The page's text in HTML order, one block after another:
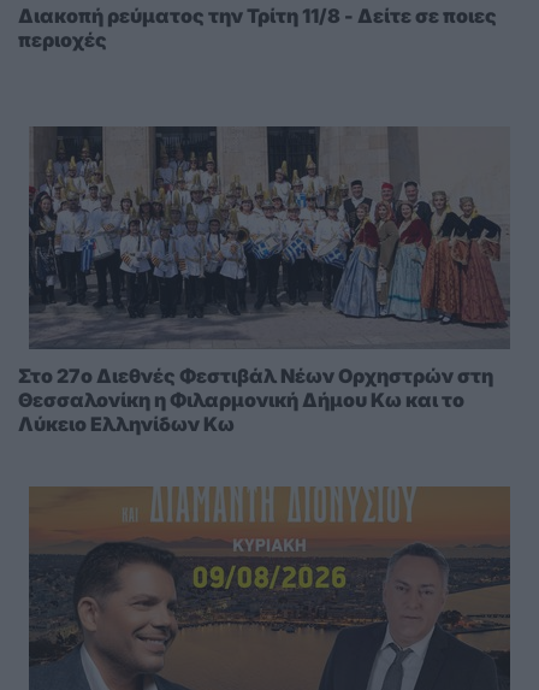
Διακοπή ρεύματος την Τρίτη 11/8 - Δείτε σε ποιες
περιοχές
Στο 27ο Διεθνές Φεστιβάλ Νέων Ορχηστρών στη
Θεσσαλονίκη η Φιλαρμονική Δήμου Κω και το
Λύκειο Ελληνίδων Κω